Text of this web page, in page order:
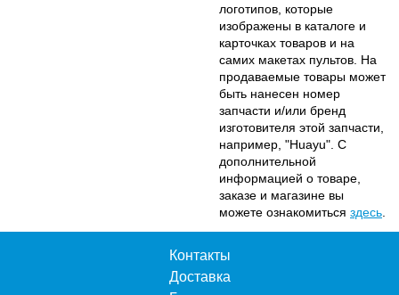
логотипов, которые
изображены в каталоге и
карточках товаров и на
самих макетах пультов. На
продаваемые товары может
быть нанесен номер
запчасти и/или бренд
изготовителя этой запчасти,
например, "Huayu". С
дополнительной
информацией о товаре,
заказе и магазине вы
можете ознакомиться здесь
Контакты
Доставка